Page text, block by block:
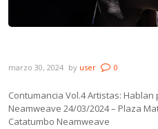
marzo 30, 2024 by user 0
Contumancia Vol.4 Artistas:
Neamweave 24/03/2024 – Plaza
Catatumbo Neamweave